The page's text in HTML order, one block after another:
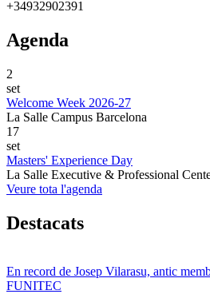
+34932902391
Agenda
2
set
Welcome Week 2026-27
La Salle Campus Barcelona
17
set
Masters' Experience Day
La Salle Executive & Professional
Veure tota l'agenda
Destacats
En record de Josep Vilarasu, antic
FUNITEC